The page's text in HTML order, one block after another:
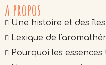
a propos
Une histoire et des îles
Lexique de
Pourquoi les essences